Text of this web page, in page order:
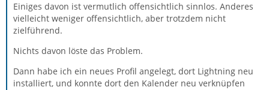
Einiges davon ist vermutlich offensichtlich sinnlos. Anderes
vielleicht weniger offensichtlich, aber trotzdem nicht
zielführend.
Nichts davon löste das Problem.
Dann habe ich ein neues Profil angelegt, dort Lightning neu
installiert, und konnte dort den Kalender neu verknüpfen